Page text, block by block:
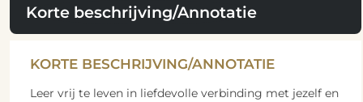
Korte beschrijving/Annotatie
KORTE BESCHRIJVING/ANNOTATIE
Leer vrij te leven in liefdevolle verbinding met jezelf en